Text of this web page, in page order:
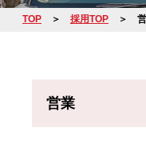
TOP 採用TOP
営業